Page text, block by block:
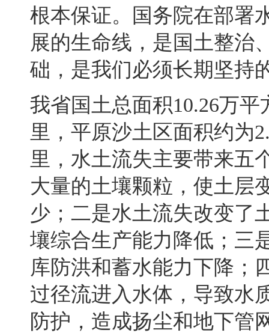
根本保证。国务院在部署
展的生命线 ， 是国土整治
础 ， 是我们必须长期坚持
我省国土总面积10.26万平
里 ， 平原沙土区面积约为
里 ， 水土流失主要带来五
大量的土壤颗粒，使土层
少；二是水土流失改变了
壤综合生产能力降低 ； 三
库防洪和蓄水能力下降 ；
过径流进入水体，导致水
防护，造成扬尘和地下管